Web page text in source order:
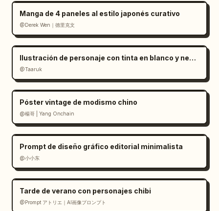
        "title": "Telas y accesorios",
        "description": "Lista de materiales y
accesorios",
        "elements": [
          {"type": "tabla de telas", "rows":
10},
          {"type": "lista de accesorios",
"items": 7}
        ]
      },
      {
final",
        "description": "Instrucciones de
Manga de 4 paneles al estilo japonés curativo
@Derek Wen｜德里克文
Ilustración de personaje con tinta en blanco y negro minimalista
@Taaruk
Póster vintage de modismo chino
@楊哥 | Yang Onchain
Prompt de diseño gráfico editorial minimalista
@小小东
Tarde de verano con personajes chibi
@Prompt アトリエ｜AI画像プロンプト